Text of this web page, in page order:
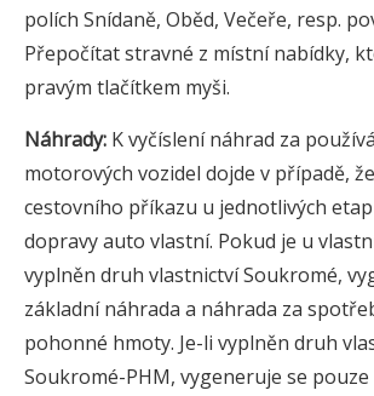
polích Snídaně, Oběd, Večeře, resp.
Přepočítat stravné z místní nabídky,
pravým tlačítkem myši.
Náhrady: K vyčíslení náhrad za
motorových vozidel dojde v případě,
cestovního příkazu u jednotlivých
dopravy auto vlastní. Pokud je u
vyplněn druh vlastnictví Soukromé,
základní náhrada a náhrada za
pohonné hmoty. Je-li vyplněn druh
Soukromé-PHM, vygeneruje se